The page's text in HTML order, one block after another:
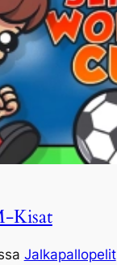
Kisat
Jalkapallopelit